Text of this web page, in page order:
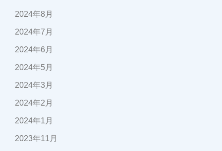
2024年8月
2024年7月
2024年6月
2024年5月
2024年3月
2024年2月
2024年1月
2023年11月